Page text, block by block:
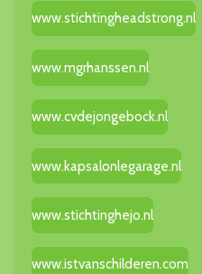
www.stichtingheadstrong.nl
www.mgrhanssen.nl
www.cvdejongebock.nl
www.kapsalonlegarage.nl
www.stichtinghejo.nl
www.istvanschilderen.com